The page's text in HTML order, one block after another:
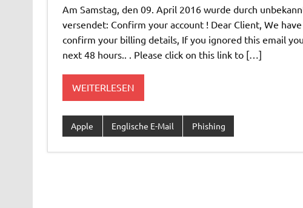
Am Samstag, den 09. April 2016 wurde durch
versendet: Confirm your account ! Dear Client, We
confirm your billing details, If you ignored this email
next 48 hours.. . Please click on this link to […]
WEITERLESEN
Apple Englische E-Mail Phishing